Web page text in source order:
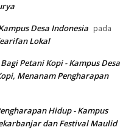
Desa Indonesia pada
Lokal
Petani Kopi - Kampus Desa
Menanam Pengharapan
Hidup - Kampus
dan Festival Maulid